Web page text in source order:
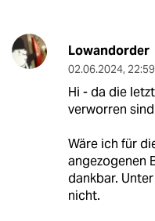
Lowandorder
02.06.2024,
Hi - da die
verworren
Wäre ich für
angezogenen
dankbar.
nicht.